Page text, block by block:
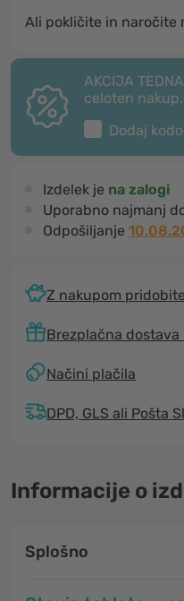
Ali pokličite in naročite
AKCIJA
celoten nakup.
Dodaj kodo
Izdelek je na zalogi
Uporabno najmanj
Odpošiljanje
Z nakupom
Brezplačna
Načini plačila
DPD, GLS ali Pošta
Informacije o
Splošno